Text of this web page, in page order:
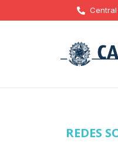
REDES